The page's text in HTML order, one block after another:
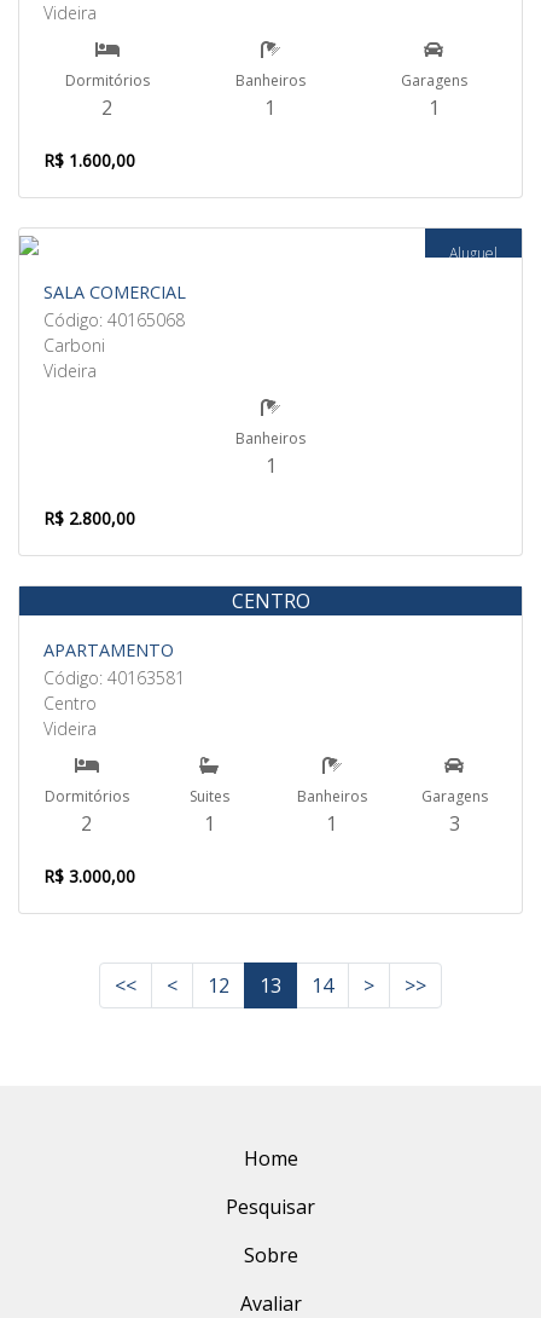
Videira
Dormitórios
2
Banheiros
1
Garagens
1
R$ 1.600,00
Aluguel
SALA COMERCIAL
Código: 40165068
Carboni
Videira
Banheiros
1
R$ 2.800,00
Aluguel
CENTRO
APARTAMENTO
Código: 40163581
Centro
Videira
Dormitórios
2
Suites
1
Banheiros
1
Garagens
3
R$ 3.000,00
<< < 12 13 14 > >>
Home
Pesquisar
Sobre
Avaliar